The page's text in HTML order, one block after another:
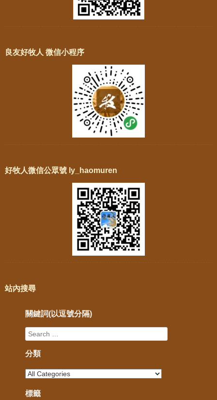
良友好牧人 微信小程序
好牧人微信公眾號 ly_haomuren
站內搜尋
關鍵詞(以逗號分隔)
分類
標籤